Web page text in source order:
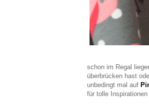
schon im Regal
überbrücken hast
unbedingt mal auf
für tolle